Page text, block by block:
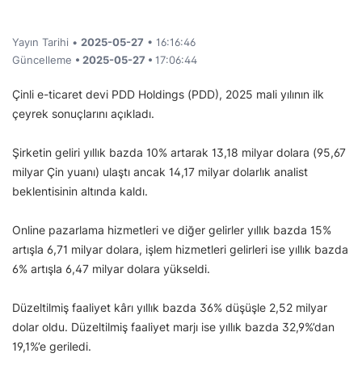
Yayın Tarihi • 2025-05-27 • 16:16:46
Güncelleme • 2025-05-27 • 17:06:44
Çinli e-ticaret devi PDD Holdings (PDD), 2025 mali yılının ilk
çeyrek sonuçlarını açıkladı.
Şirketin geliri yıllık bazda 10% artarak 13,18 milyar dolara (95,67
milyar Çin yuanı) ulaştı ancak 14,17 milyar dolarlık analist
beklentisinin altında kaldı.
Online pazarlama hizmetleri ve diğer gelirler yıllık bazda 15%
artışla 6,71 milyar dolara, işlem hizmetleri gelirleri ise yıllık bazda
6% artışla 6,47 milyar dolara yükseldi.
Düzeltilmiş faaliyet kârı yıllık bazda 36% düşüşle 2,52 milyar
dolar oldu. Düzeltilmiş faaliyet marjı ise yıllık bazda 32,9%’dan
19,1%’e geriledi.